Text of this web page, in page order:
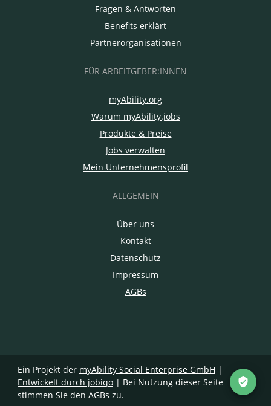
Fragen & Antworten
Benefits erklärt
Partnerorganisationen
FÜR ARBEITGEBER:INNEN
myAbility.org
Warum myAbility.jobs
Produkte & Preise
Jobs verwalten
Mein Unternehmensprofil
ALLGEMEIN
Über uns
Kontakt
Datenschutz
Impressum
AGBs
Ein Projekt der myAbility Social Enterprise GmbH |
Entwickelt durch jobiqo | Bei Nutzung dieser Seite
stimmen Sie den AGBs zu.